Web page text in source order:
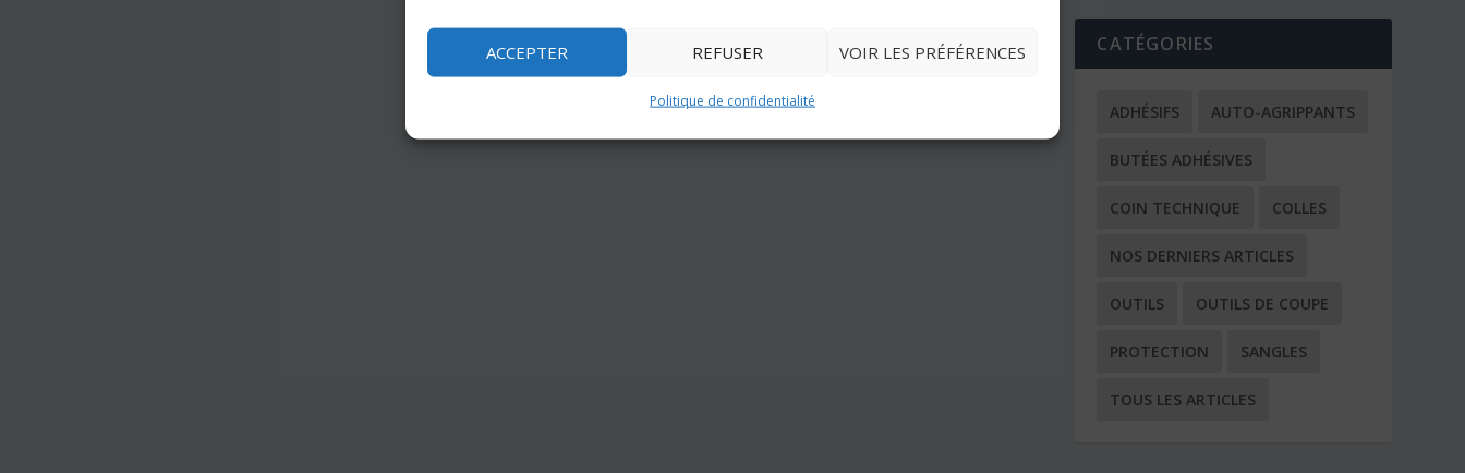
ACCEPTER REFUSER VOIR LES PRÉFÉRENCES
Politique de confidentialité
CATÉGORIES
ADHÉSIFS AUTO-AGRIPPANTS
BUTÉES ADHÉSIVES
COIN TECHNIQUE COLLES
NOS DERNIERS ARTICLES
OUTILS OUTILS DE COUPE
PROTECTION SANGLES
TOUS LES ARTICLES